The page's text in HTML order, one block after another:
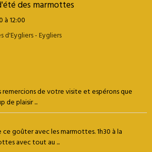
des marmottes
à 12:00
d'Eygliers - Eygliers
remercions de votre visite et espérons que
de plaisir ...
goûter avec les marmottes. 1h30 à la
avec tout au ...